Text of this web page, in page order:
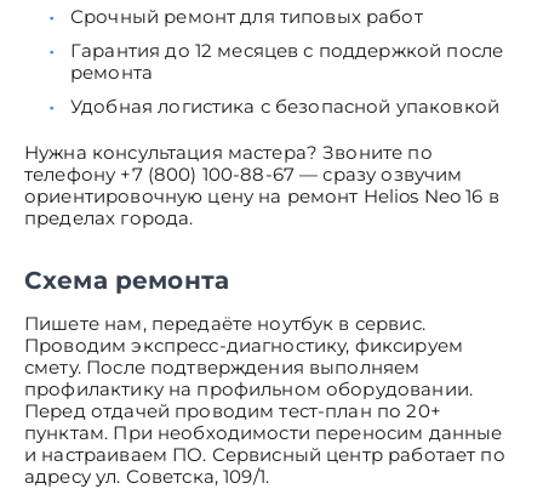
Срочный ремонт для типовых работ
Гарантия до 12 месяцев с поддержкой после
ремонта
Удобная логистика с безопасной упаковкой
Нужна консультация мастера? Звоните по
телефону +7 (800) 100-88-67 — сразу озвучим
ориентировочную цену на ремонт Helios Neo 16 в
пределах города.
Схема ремонта
Пишете нам, передаёте ноутбук в сервис.
Проводим экспресс-диагностику, фиксируем
смету. После подтверждения выполняем
профилактику на профильном оборудовании.
Перед отдачей проводим тест-план по 20+
пунктам. При необходимости переносим данные
и настраиваем ПО. Сервисный центр работает по
адресу ул. Советска, 109/1.